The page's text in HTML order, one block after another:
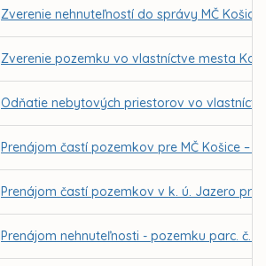
Zverenie nehnuteľností do správy MČ Košice
Zverenie pozemku vo vlastníctve mesta
Odňatie nebytových priestorov vo
Prenájom častí pozemkov pre MČ Košice
Prenájom častí pozemkov v k. ú. Jazero
Prenájom nehnuteľnosti - pozemku parc. č.